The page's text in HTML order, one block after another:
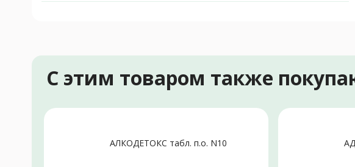
С этим товаром также
АЛКОДЕТОКС табл. п.о. N10